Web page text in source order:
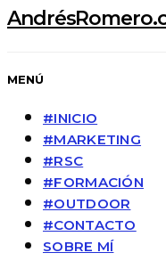
MENÚ
#INICIO
#MARKETING
#RSC
#FORMACIÓN
#OUTDOOR
#CONTACTO
SOBRE MÍ